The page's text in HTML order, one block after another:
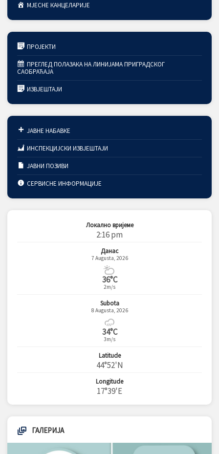
МЈЕСНЕ КАНЦЕЛАРИЈЕ
ПРОЈЕКТИ
ПРЕГЛЕД ПОЛАЗАКА НА ЛИНИЈАМА ПРИГРАДСКОГ
САОБРАЋАЈА
ИЗВЈЕШТАЈИ
ЈАВНЕ НАБАВКЕ
ИНСПЕКЦИЈСКИ ИЗВЈЕШТАЈИ
ЈАВНИ ПОЗИВИ
СЕРВИСНЕ ИНФОРМАЦИЈЕ
Локално вријеме
2:16 pm
Данас
7 Augusta, 2026
36°C
2m/s
Subota
8 Augusta, 2026
34°C
3m/s
Latitude
44°52'N
Longitude
17°39'E
ГАЛЕРИЈА